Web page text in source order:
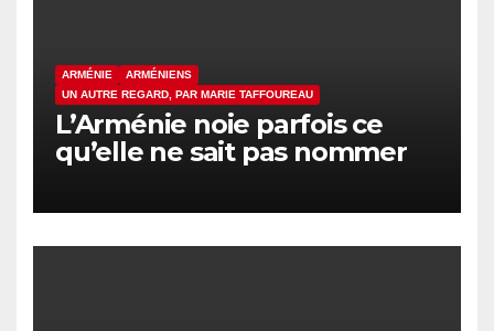
ARMÉNIE
ARMÉNIENS
UN AUTRE REGARD, PAR MARIE TAFFOUREAU
L’Arménie noie parfois ce
qu’elle ne sait pas nommer